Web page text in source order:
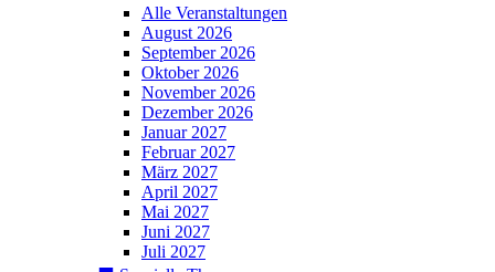
Alle Veranstaltungen
August 2026
September 2026
Oktober 2026
November 2026
Dezember 2026
Januar 2027
Februar 2027
März 2027
April 2027
Mai 2027
Juni 2027
Juli 2027